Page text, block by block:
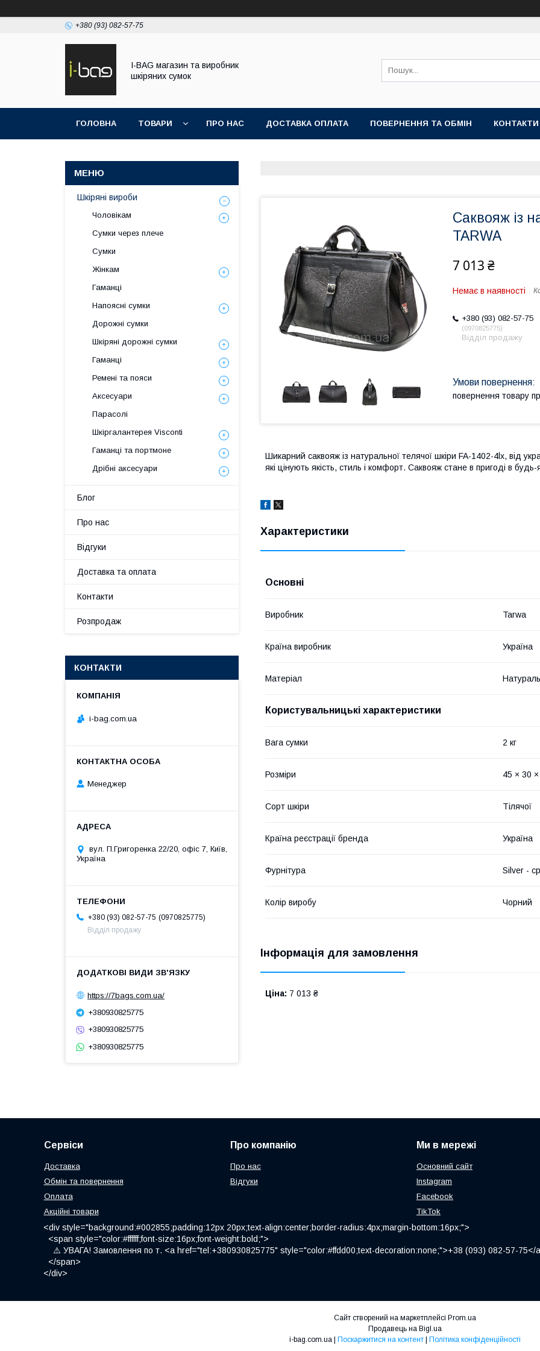
+380 (93) 082-57-75
I-BAG магазин та виробник
шкіряних сумок
ГОЛОВНА ТОВАРИ ПРО НАС ДОСТАВКА ОПЛАТА ПОВЕРНЕННЯ ТА ОБМІН КОНТАКТИ
Саквояж із
TARWA
7 013 ₴
Немає в наявності
+380 (93) 082-57-75
0970825775
Відділ продажу
повернення товару
Шикарний саквояж із натуральної телячої шкіри FA-1402-4lx, від
які цінують якість, стиль і комфорт. Саквояж стане в пригоді в будь-
Характеристики
Основні
Виробник Tarwa
Країна виробник Україна
Матеріал
Користувальницькі характеристики
Вага сумки 2 кг
Розміри 45 × 30
Сорт шкіри Тілячої
Країна реєстрації бренда Україна
Фурнітура Silver -
Колір виробу Чорний
Інформація для замовлення
Ціна: 7 013 ₴
Шкіряні вироби
Чоловікам
Сумки через плече
Сумки
Жінкам
Гаманці
Напоясні сумки
Дорожні сумки
Шкіряні дорожні сумки
Гаманці
Ремені та пояси
Аксесуари
Парасолі
Шкіргалантерея Visconti
Гаманці та портмоне
Дрібні аксесуари
Блог
Про нас
Відгуки
Доставка та оплата
Контакти
Розпродаж
КОНТАКТИ
i-bag.com.ua
Менеджер
вул. П.Григоренка 22/20, офіс 7, Київ,
Україна
+380 (93) 082-57-75
0970825775
Відділ продажу
https://7bags.com.ua/
+380930825775
+380930825775
+380930825775
Сервіси
Доставка
Обмін та повернення
Оплата
Акційні товари
Про компанію
Про нас
Відгуки
Ми в мережі
Основний сайт
Instagram
Facebook
TikTok
<div style="background:#002855;padding:12px 20px;text-align:center;border-radius:4px;margin-bottom:16px;">
<span style="color:#ffffff;font-size:16px;font-weight:bold;">
⚠️ УВАГА! Замовлення по т. <a href="tel:+380930825775" style="color:#ffdd00;text-decoration:none;">+38 (093) 082-57-
</span>
</div>
Сайт створений на маркетплейсі Prom.ua
Продавець на Bigl.ua
Поскаржитися на контент Політика конфіденційності